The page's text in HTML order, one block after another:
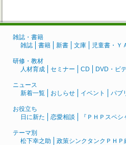
雑誌・書籍
雑誌
書籍 新書 文庫 児童書・Ｙ
研修・教材
人材育成
セミナー CD DVD・ビ
ニュース
新着一覧
おしらせ イベント パブ
お役立ち
日に新た
恋愛相談 『ＰＨＰスペ
テーマ別
松下幸之助
政策シンクタンクＰＨＰ